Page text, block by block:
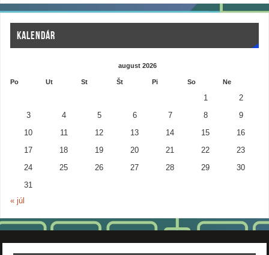
KALENDÁR
august 2026
Po Ut St Št Pi So Ne
1 2
3 4 5 6 7 8 9
10 11 12 13 14 15 16
17 18 19 20 21 22 23
24 25 26 27 28 29 30
31
« júl